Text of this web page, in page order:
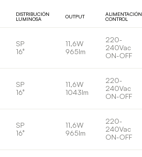
DISTRIBUCIÓN
LUMINOSA
OUTPUT
ALIMENTACIÓN
CONTROL
SP
16°
11,6W
965lm
220-
240Vac
ON-OFF
SP
16°
11,6W
1043lm
220-
240Vac
ON-OFF
SP
16°
11,6W
965lm
220-
240Vac
ON-OFF